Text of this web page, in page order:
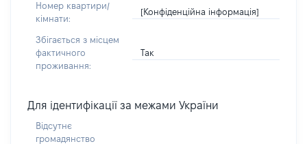
Номер квартири/
кімнати:
[Конфіденційна інформація]
Збігається з місцем
фактичного
проживання:
Так
Для ідентифікації за межами України
Відсутнє
громадянство